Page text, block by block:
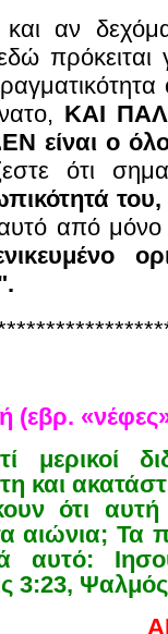
αν
πρόκειται
ΚΑΙ
είναι ο
ότι
από μόνο
(εβρ.
μερικοί
και
ότι
αιώνια; Τα
αυτό:
3:23,